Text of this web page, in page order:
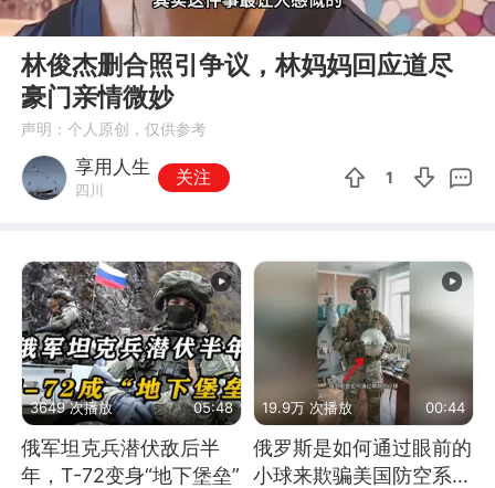
00:00 03:12
林俊杰删合照引争议，林妈妈回应道尽
豪门亲情微妙
声明：个人原创，仅供参考
享用人生
四川
关注 1
3649 次播放 05:48
俄军坦克兵潜伏敌后半
年，T-72变身“地下堡垒”
19.9万 次播放 00:44
俄罗斯是如何通过眼前的
小球来欺骗美国防空系统